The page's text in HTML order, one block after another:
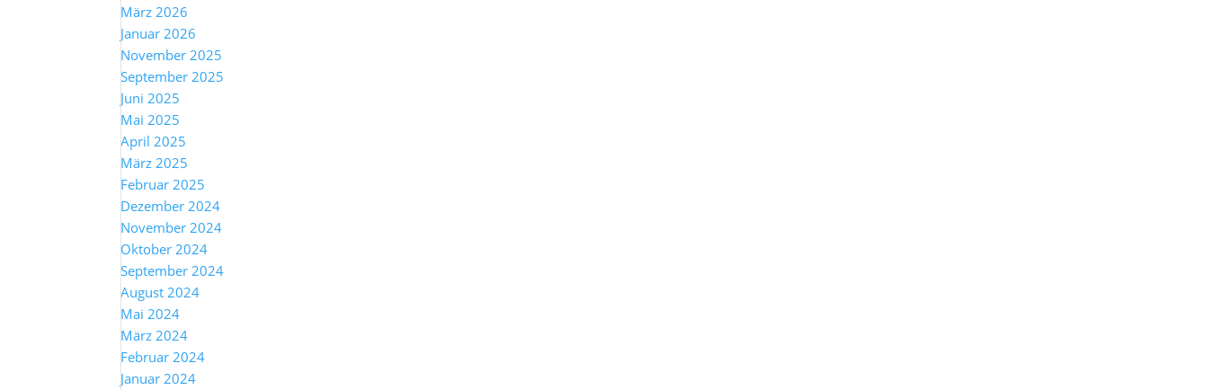
März 2026
Januar 2026
November 2025
September 2025
Juni 2025
Mai 2025
April 2025
März 2025
Februar 2025
Dezember 2024
November 2024
Oktober 2024
September 2024
August 2024
Mai 2024
März 2024
Februar 2024
Januar 2024